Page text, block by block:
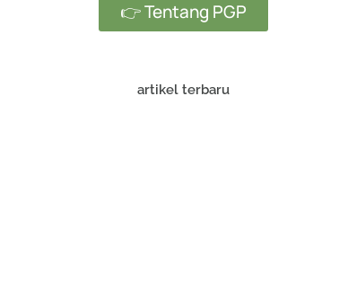
👉 Tentang PGP
artikel terbaru